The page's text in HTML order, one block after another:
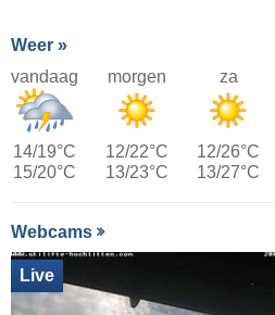
Weer »
vandaag
14/19°C
15/20°C
morgen
12/22°C
13/23°C
za
12/26°C
13/27°C
Webcams
Live